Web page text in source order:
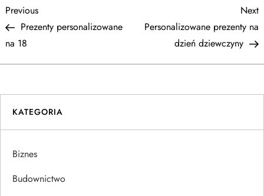
N
a
w
i
g
a
c
Previous
Post
Previous
Prezenty personalizowane
na 18
Next
Personalizowane prezenty na
dzień dziewczyny
KATEGORIA
Biznes
Budownictwo